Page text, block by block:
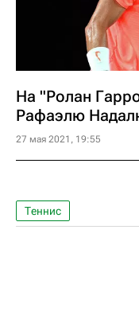
На "Ролан
Рафаэлю
27 мая 2021, 19:55
Теннис